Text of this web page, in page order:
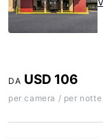
DA USD 106
per camera / per notte